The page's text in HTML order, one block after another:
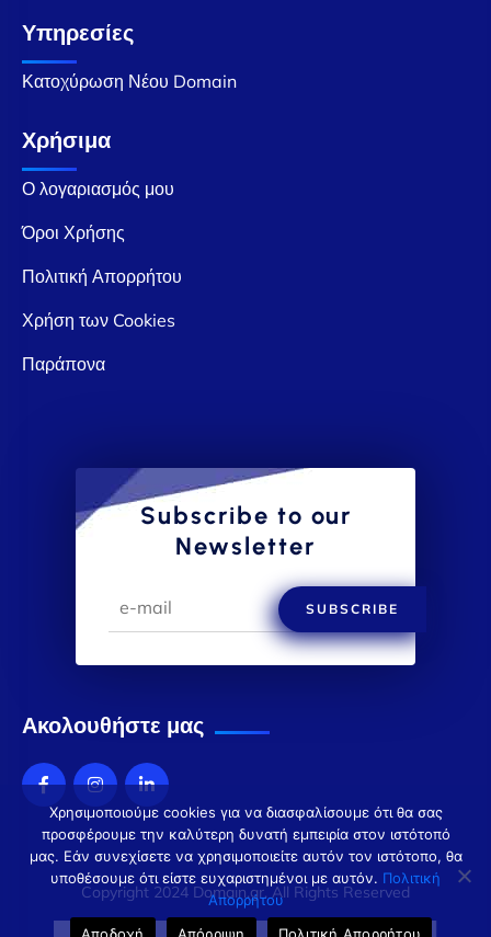
Υπηρεσίες
Κατοχύρωση Νέου Domain
Χρήσιμα
Ο λογαριασμός μου
Όροι Χρήσης
Πολιτική Απορρήτου
Χρήση των Cookies
Παράπονα
Subscribe to our
Newsletter
SUBSCRIBE
Ακολουθήστε μας
Copyright 2024 Domain.gr. All Rights Reserved
Χρησιμοποιούμε cookies για να διασφαλίσουμε ότι θα σας
προσφέρουμε την καλύτερη δυνατή εμπειρία στον ιστότοπό
μας. Εάν συνεχίσετε να χρησιμοποιείτε αυτόν τον ιστότοπο, θα
υποθέσουμε ότι είστε ευχαριστημένοι με αυτόν. Πολιτική
Απορρήτου
Αποδοχή
Απόρριψη Πολιτική Απορρήτου